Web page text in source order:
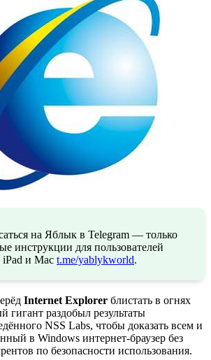
на Яблык в Telegram — только
инструкции для пользователей
iPad и Mac t.me/yablykworld.
Internet Explorer блистать в огнях
гигант раздобыл результаты
NSS Labs, чтобы доказать всем и
в Windows интернет-браузер без
по безопасности использования.